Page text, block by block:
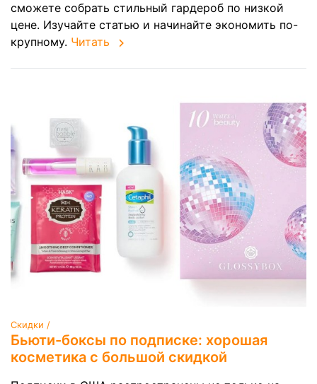
сможете собрать стильный гардероб по низкой
цене. Изучайте статью и начинайте экономить по-
крупному. Читать
Скидки /
Бьюти-боксы по подписке: хорошая
косметика с большой скидкой